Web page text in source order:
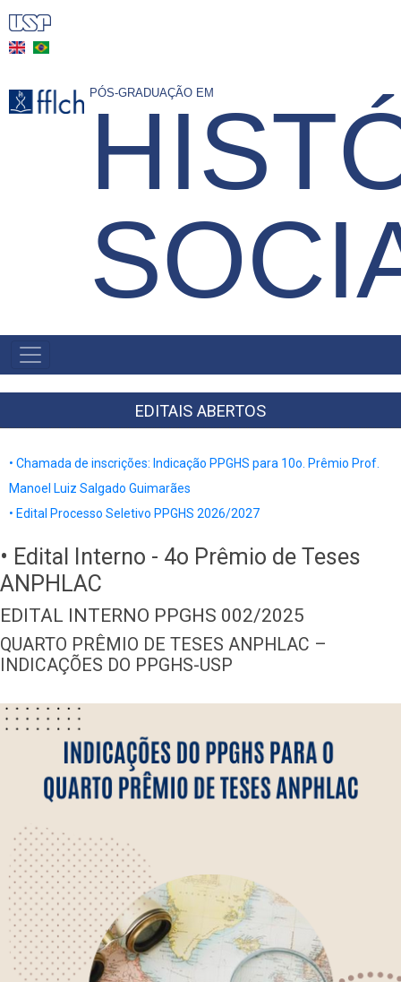
Pular
conteúdo
principal
PÓS-GRADUAÇÃO EM
MAIN
NAVIGATION
-
EDITAIS ABERTOS
• Chamada de inscrições: Indicação PPGHS para 10o. Prêmio Prof.
Manoel Luiz Salgado Guimarães
• Edital Processo Seletivo PPGHS 2026/2027
• Edital Interno - 4o Prêmio de Teses
ANPHLAC
EDITAL INTERNO PPGHS 002/2025
QUARTO PRÊMIO DE TESES ANPHLAC –
INDICAÇÕES DO PPGHS-USP